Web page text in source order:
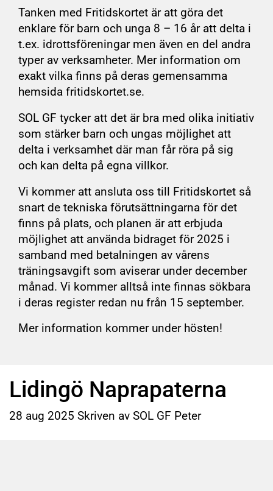
Tanken med Fritidskortet är att göra det
enklare för barn och unga 8 – 16 år att delta i
t.ex. idrottsföreningar men även en del andra
typer av verksamheter. Mer information om
exakt vilka finns på deras gemensamma
hemsida fritidskortet.se.
SOL GF tycker att det är bra med olika initiativ
som stärker barn och ungas möjlighet att
delta i verksamhet där man får röra på sig
och kan delta på egna villkor.
Vi kommer att ansluta oss till Fritidskortet så
snart de tekniska förutsättningarna för det
finns på plats, och planen är att erbjuda
möjlighet att använda bidraget för 2025 i
samband med betalningen av vårens
träningsavgift som aviserar under december
månad. Vi kommer alltså inte finnas sökbara
i deras register redan nu från 15 september.
Mer information kommer under hösten!
Lidingö Naprapaterna
28 aug 2025 Skriven av SOL GF Peter